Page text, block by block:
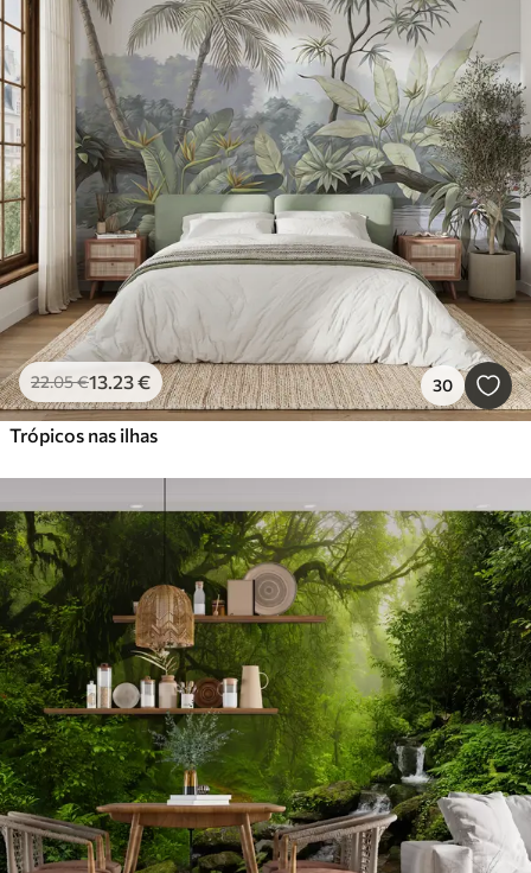
22.05€13.23€ 30
Trópicos nas ilhas